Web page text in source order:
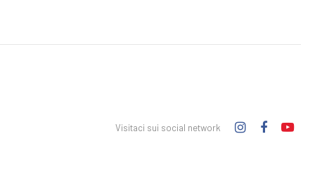
Visitaci sui social network